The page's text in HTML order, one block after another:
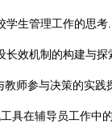
学生管理工作的思考
长效机制的构建与探
师参与决策的实践
具在辅导员工作中